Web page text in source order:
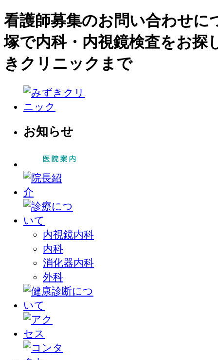
看護師募集のお問い合わせに
塚で内科・内視鏡検査をお探
きクリニックまで
お知らせ
内視鏡内科
内科
消化器内科
外科